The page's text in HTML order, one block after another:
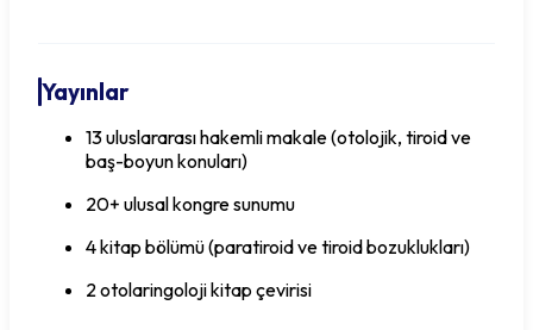
Yayınlar
13 uluslararası hakemli makale (otolojik, tiroid ve
baş-boyun konuları)
20+ ulusal kongre sunumu
4 kitap bölümü (paratiroid ve tiroid bozuklukları)
2 otolaringoloji kitap çevirisi